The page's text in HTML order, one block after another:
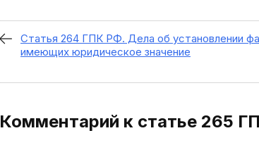
Статья 264 ГПК РФ. Дела об установлении
имеющих юридическое значение
Комментарий к статье 265